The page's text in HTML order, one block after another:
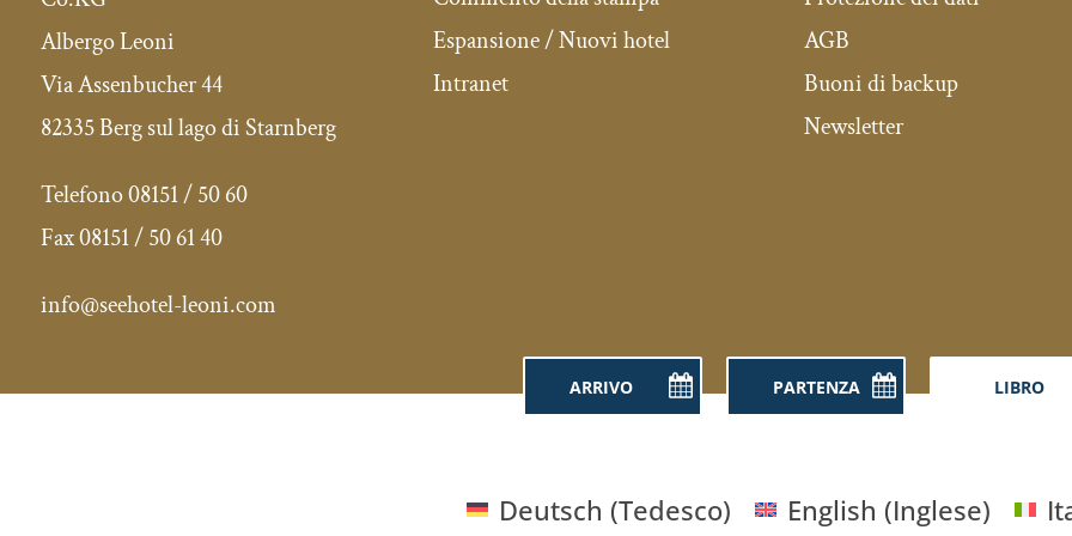
Albergo Leoni
Via Assenbucher 44
82335 Berg sul lago di Starnberg
Telefono 08151 / 50 60
Fax08151 / 50 61 40
info@seehotel-leoni.com
Espansione / Nuovi hotel
Intranet
AGB
Buoni di backup
Newsletter
Deutsch (Tedesco) English (Inglese)